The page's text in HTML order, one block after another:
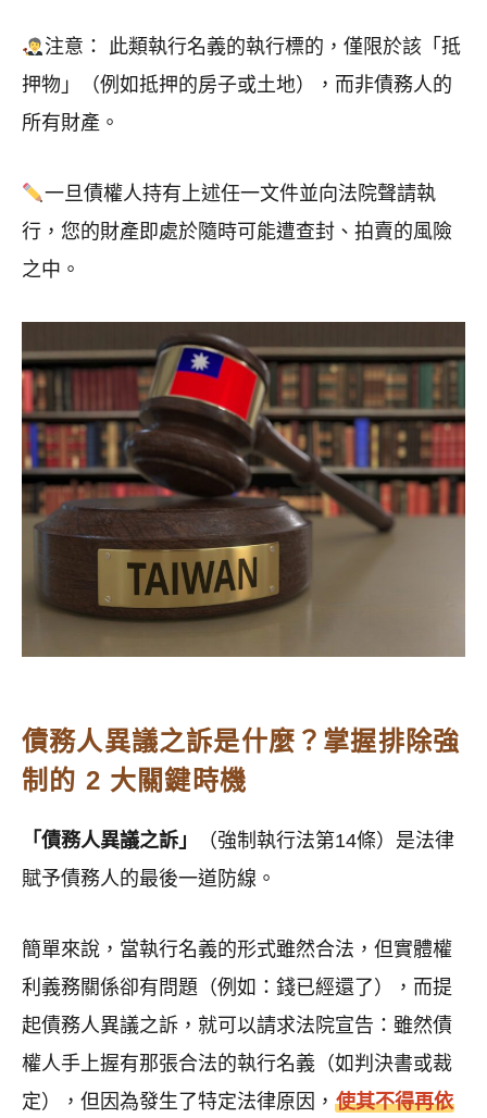
注意： 此類執行名義的執行標的，僅限於該「抵
押物」（例如抵押的房子或土地），而非債務人的
所有財產。
一旦債權人持有上述任一文件並向法院聲請執
行，您的財產即處於隨時可能遭查封、拍賣的風險
之中。
債務人異議之訴是什麼？掌握排除強
制的 2 大關鍵時機
「債務人異議之訴」
（強制執行法第14條）是法律
賦予債務人的最後一道防線。
簡單來說，當執行名義的形式雖然合法，但實體權
利義務關係卻有問題（例如：錢已經還了），而提
起債務人異議之訴，就可以請求法院宣告：雖然債
權人手上握有那張合法的執行名義（如判決書或裁
定），但因為發生了特定法律原因， 使其不得再依